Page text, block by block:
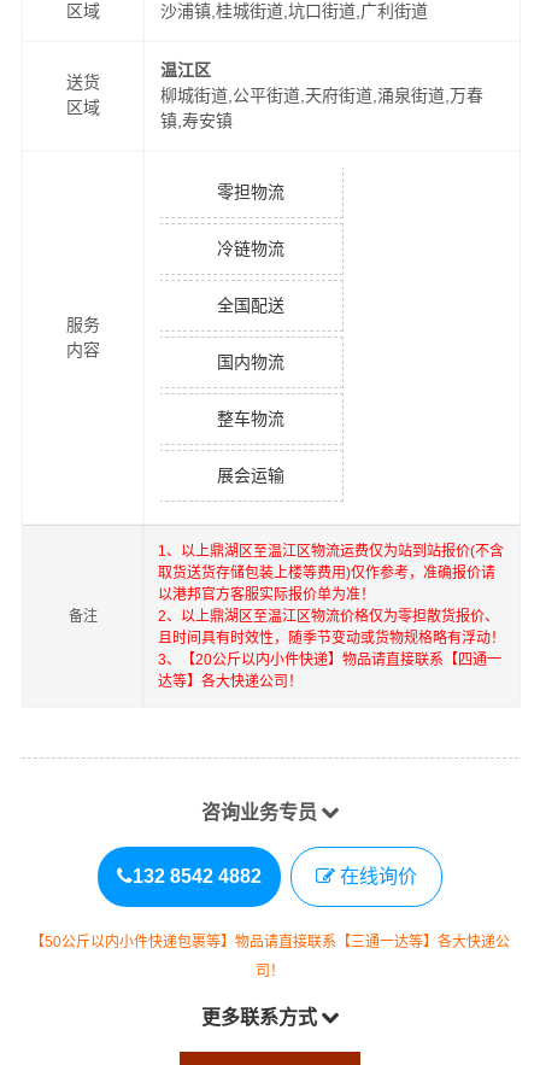
区域
沙浦镇,桂城街道,坑口街道,广利街道
送货
区域
温江区
柳城街道,公平街道,天府街道,涌泉街道,万春
镇,寿安镇
服务
内容
零担物流
冷链物流
全国配送
国内物流
整车物流
展会运输
备注
1、以上鼎湖区 至温江区物流运费仅为站到站报价(不含
取货送货存储包装上楼等费用)仅作参考，准确报价请
以港邦官方客服实际报价单为准！
2、以上鼎湖区 至温江区物流价格仅为零担散货报价、
且时间具有时效性，随季节变动或货物规格略有浮动！
3、【20公斤以内小件快递】物品请直接联系【四通一
达等】各大快递公司！
咨询业务专员
132 8542 4882 在线询价
【50公斤以内小件快递包裹等】物品请直接联系【三通一达等】各大快递公
司！
更多联系方式